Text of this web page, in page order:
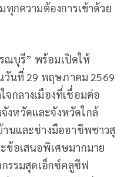
กความต้องการเข้าด้วย
ณบุรี” พร้อมเปิดให้
วันที่ 29 พฤษภาคม 2569
กลางเมืองที่เชื่อมต่อ
งหวัดและจังหวัดใกล้
นและช่างมืออาชีพชาวสุ
อเสนอพิเศษมากมาย
รรมสุดเอ็กซ์คลูซีฟ